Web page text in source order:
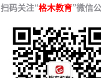
扫码关注“格木教育”微信